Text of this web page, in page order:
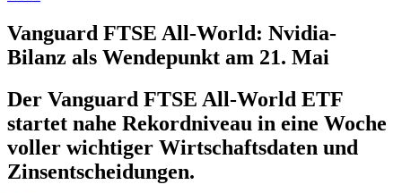
Vanguard FTSE All-World: Nvidia-
Bilanz als Wendepunkt am 21. Mai
Der Vanguard FTSE All-World ETF
startet nahe Rekordniveau in eine Woche
voller wichtiger Wirtschaftsdaten und
Zinsentscheidungen.